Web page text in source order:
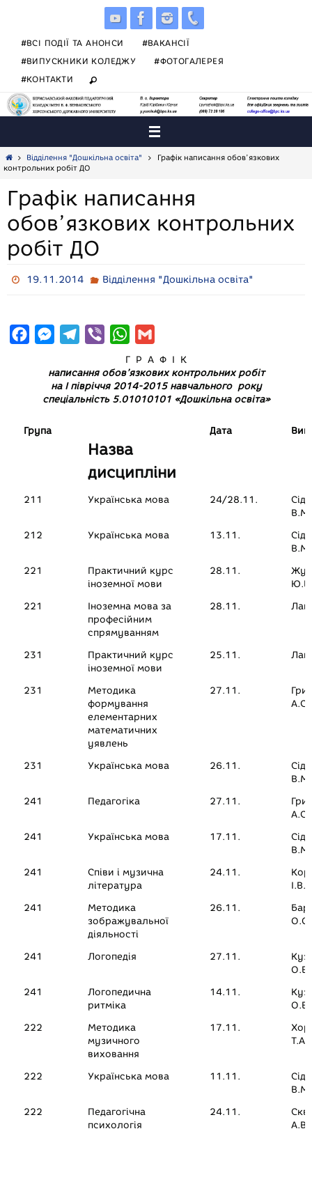
#ВСІ ПОДІЇ ТА АНОНСИ
#ВАКАНСІЇ
#ВИПУСКНИКИ КОЛЕДЖУ
#ФОТОГАЛЕРЕЯ
#КОНТАКТИ
HomeВідділення "Дошкільна освіта"
Графік написання обов’язкових
контрольних робіт ДО
Графік написання
обов’язкових контрольних
робіт ДО
19.11.2014 Відділення "Дошкільна освіта"
o
M
s
s
l
e
m
b
e
W
h
a
t
p
p
m
a
Г Р А Ф І К
написання обов’язкових контрольних робіт
на І півріччя 2014-2015 навчального року
спеціальність 5.01010101 «Дошкільна освіта»
Група
Назва
дисципліни
Дата
211 Українська мова 24/28.11.
В.М.
212
Українська мова 13.11.
В.М.
221
Практичний курс
іноземної мови
28.11.
Ю.В.
221
Іноземна мова за
професійним
спрямуванням
28.11.
231
Практичний курс
іноземної мови
25.11.
231
Методика
формування
елементарних
математичних
уявлень
27.11.
А.С.
231 Українська мова 26.11.
В.М.
241
Педагогіка 27.11.
А.С.
241
Українська мова 17.11.
В.М.
241
Співи і музична
література
24.11.
І.В.
241
Методика
зображувальної
діяльності
26.11.
О.О.
241 Логопедія 27.11.
О.В.
241
Логопедична
ритміка
14.11.
О.В.
222
Методика
музичного
виховання
17.11.
Т.А.
222 Українська мова 11.11.
В.М.
222
Педагогічна
психологія
24.11.
А.В.